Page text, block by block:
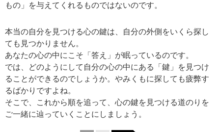
もの」を与えてくれるものではないのです。
本当の自分を見つける心の鍵は、自分の外側をいくら探し
ても見つかりません。
あなたの心の中にこそ「答え」が眠っているのです。
では、どのようにして自分の心の中にある「鍵」を見つけ
ることができるのでしょうか。やみくもに探しても疲弊す
るばかりですよね。
そこで、これから順を追って、心の鍵を見つける道のりを
ご一緒に辿っていくことにしましょう。